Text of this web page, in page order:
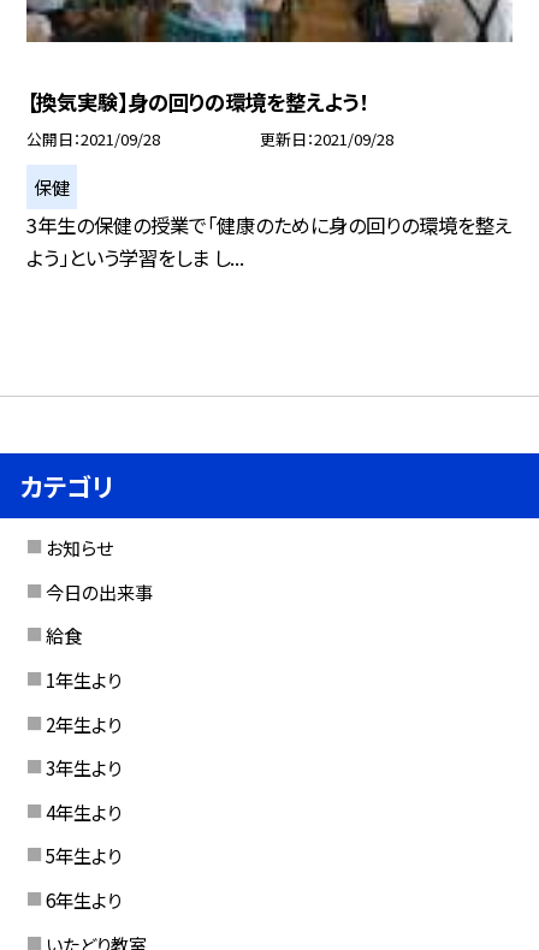
【換気実験】身の回りの環境を整えよう！
公開日 2021/09/28 更新日 2021/09/28
保健
3年生の保健の授業で「健康のために身の回りの環境を整え
よう」という学習をしま し...
カテゴリ
お知らせ
今日の出来事
給食
1年生より
2年生より
3年生より
4年生より
5年生より
6年生より
いたどり教室